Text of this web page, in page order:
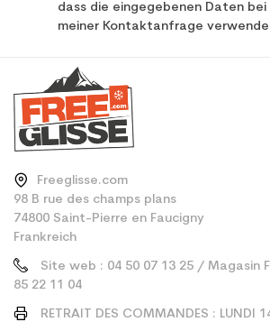
dass die eingegebenen Daten
meiner Kontaktanfrage
Freeglisse.com
98 B rue des champs plans
74800 Saint-Pierre en Faucigny
Frankreich
Site web : 04 50 07 13 25 / Magasin
85 22 11 04
RETRAIT DES COMMANDES : LUNDI